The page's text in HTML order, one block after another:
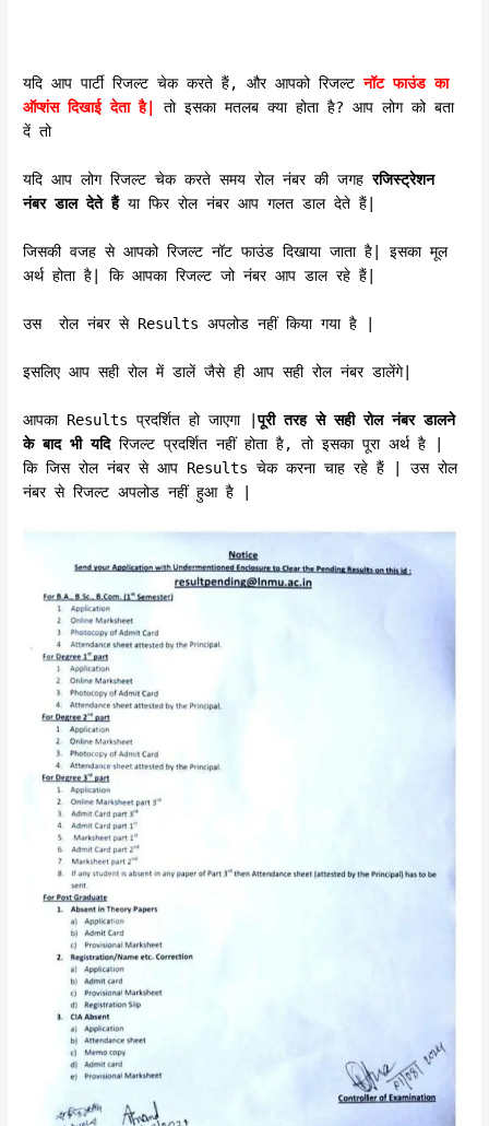
यदि आप पार्टी रिजल्ट चेक करते हैं, और आपको रिजल्टनॉट फाउंड का
ऑप्शंस दिखाई देता है|
तो इसका मतलब क्या होता है? आप लोग को बता
दें तो
यदि आप लोग रिजल्ट चेक करते समय रोल नंबर की जगहरजिस्ट्रेशन
नंबर डाल देते हैंया फिर रोल नंबर आप गलत डाल देते हैं|
जिसकी वजह से आपको रिजल्ट नॉट फाउंड दिखाया जाता है| इसका मूल
अर्थ होता है| कि आपका रिजल्ट जो नंबर आप डाल रहे हैं|
उस रोल नंबर से Results अपलोड नहीं किया गया है |
इसलिए आप सही रोल में डालें जैसे ही आप सही रोल नंबर डालेंगे|
आपका Results प्रदर्शित हो जाएगा |पूरी तरह से सही रोल नंबर डालने
के बाद भी यदिरिजल्ट प्रदर्शित नहीं होता है, तो इसका पूरा अर्थ है |
कि जिस रोल नंबर से आप Results चेक करना चाह रहे हैं | उस रोल
नंबर से रिजल्ट अपलोड नहीं हुआ है |